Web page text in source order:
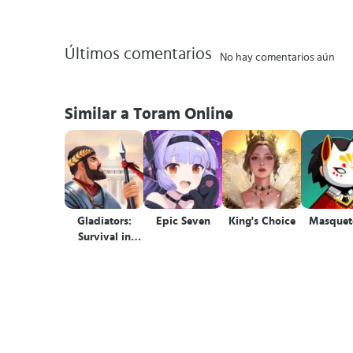
Últimos comentarios No hay comentarios aún
Similar a Toram Online
Gladiators:
Survival in
Epic Seven King's Choice